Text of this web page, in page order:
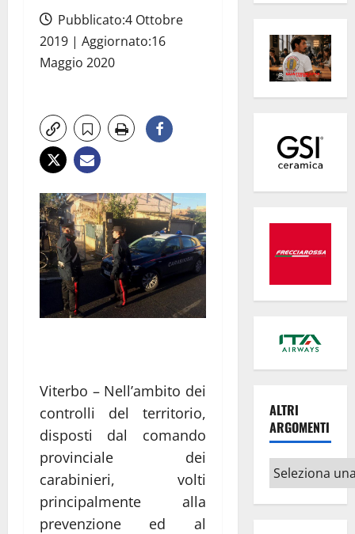
Pubblicato:4 Ottobre
2019 | Aggiornato:16
Maggio 2020
Viterbo – Nell’ambito dei
controlli del territorio,
disposti dal comando
provinciale dei
carabinieri, volti
principalmente alla
prevenzione ed al
ALTRI
ARGOMENTI
Altri
argomenti